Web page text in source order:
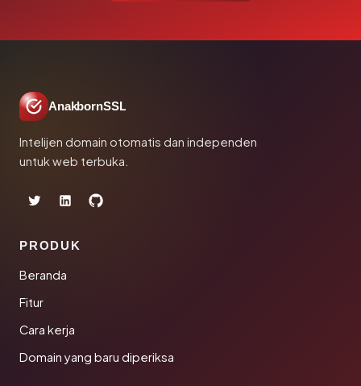
AnakbornSSL
Intelijen domain otomatis dan independen
untuk web terbuka.
PRODUK
Beranda
Fitur
Cara kerja
Domain yang baru diperiksa